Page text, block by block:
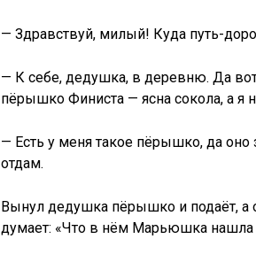
— Здравствуй, милый! Куда путь-
— К себе, дедушка, в деревню. Да
пёрышко Финиста — ясна сокола, а я
— Есть у меня такое пёрышко, да оно
отдам.
Вынул дедушка пёрышко и подаёт, а
думает: «Что в нём Марьюшка нашла